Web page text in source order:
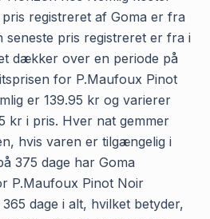
registreret af Goma er fra
seneste pris registreret er fra i
dækker over en periode på
for P.Maufoux Pinot
er 139.95 kr og varierer
kr i pris. Hver nat gemmer
hvis varen er tilgængelig i
375 dage har Goma
P.Maufoux Pinot Noir
dage i alt, hvilket betyder,